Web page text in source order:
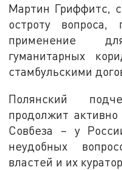
Мартин Гриффитс,
остроту
применение
гуманитарных
стамбульскими
Полянский
продолжит
Совбеза – у
неудобных
властей и их